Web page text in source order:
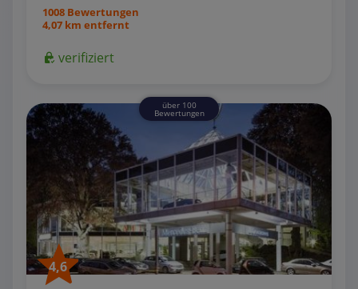
1008 Bewertungen
4,07 km entfernt
verifiziert
über 100
Bewertungen
4,6